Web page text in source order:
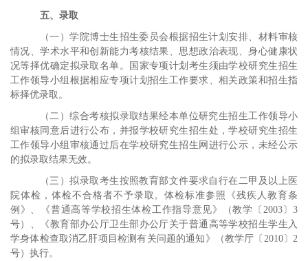
五、录取
（一）学院博士生招生委员会根据招生计划安排、材料审核
情况、学术水平和创新能力考核结果、思想政治表现、身心健康状
况等择优确定拟录取名单。国家专项计划考生须由学校研究生招生
工作领导小组根据相应专项计划招生工作要求、相关政策和招生指
标择优录取。
（二）综合考核拟录取结果经本单位研究生招生工作领导小
组审核同意后进行公布，并报学校研究生招生处，学校研究生招生
工作领导小组审核通过后在学校研究生招生网进行公示，未经公示
的拟录取结果无效。
（三）拟录取考生按照教育部文件要求自行在二甲及以上医
院体检，体检不合格者不予录取。体检标准参照《残疾人教育条
例》、《普通高等学校招生体检工作指导意见》（教学〔 2003〕3
号）、《教育部办公厅卫生部办公厅关于普通高等学校招生学生入
学身体检查取消乙肝项目检测有关问题的通知》（教学厅〔 2010〕2
号）执行。